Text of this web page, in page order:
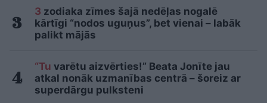
3 zodiaka zīmes šajā nedēļas nogalē
kārtīgi “nodos uguņus”, bet vienai – labāk
palikt mājās
“Tu varētu aizvērties!” Beata Jonīte jau
atkal nonāk uzmanības centrā – šoreiz ar
superdārgu pulksteni